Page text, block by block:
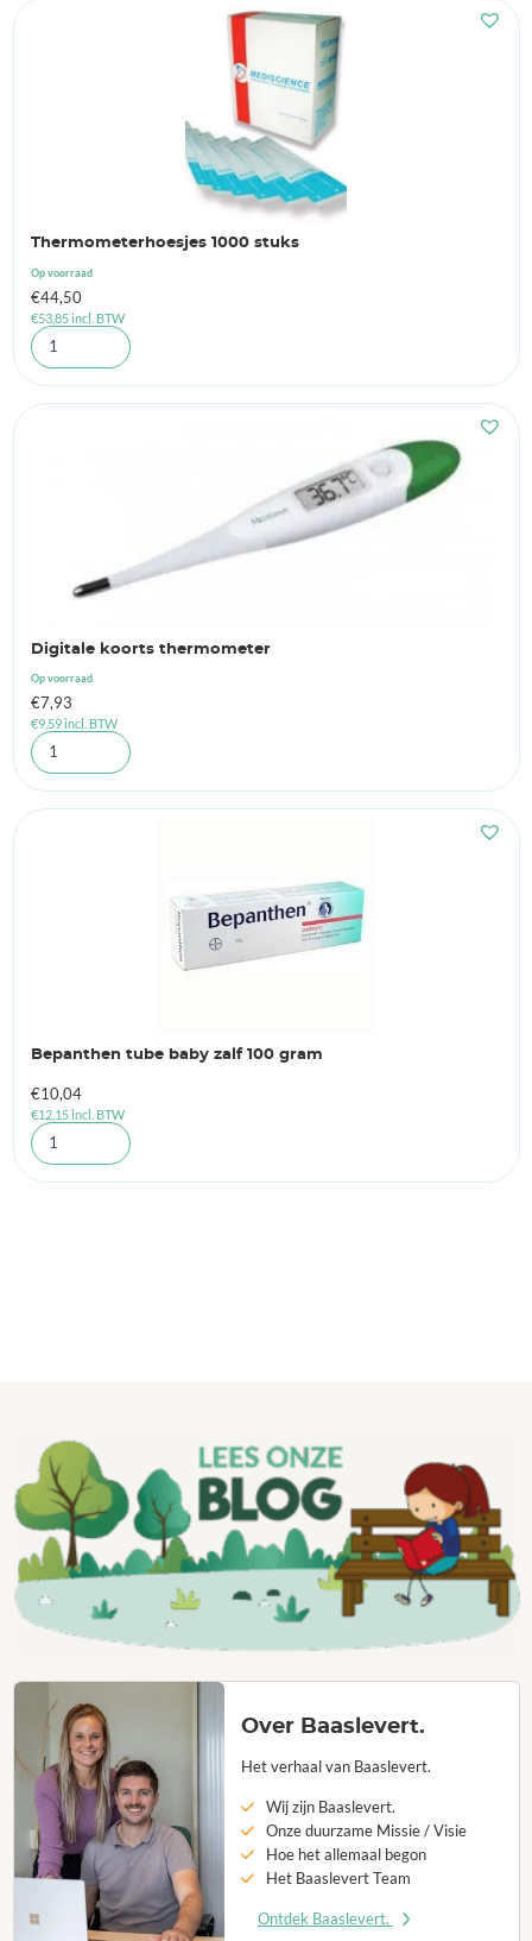
Thermometerhoesjes 1000 stuks
Op voorraad
€44,50
€53,85incl. BTW
Digitale koorts thermometer
Op voorraad
€7,93
€9,59incl. BTW
Bepanthen tube baby zalf 100 gram
€10,04
€12,15incl. BTW
Over Baaslevert.
Het verhaal van Baaslevert.
Wij zijn Baaslevert.
Onze duurzame Missie / Visie
Hoe het allemaal begon
Het Baaslevert Team
Ontdek Baaslevert.